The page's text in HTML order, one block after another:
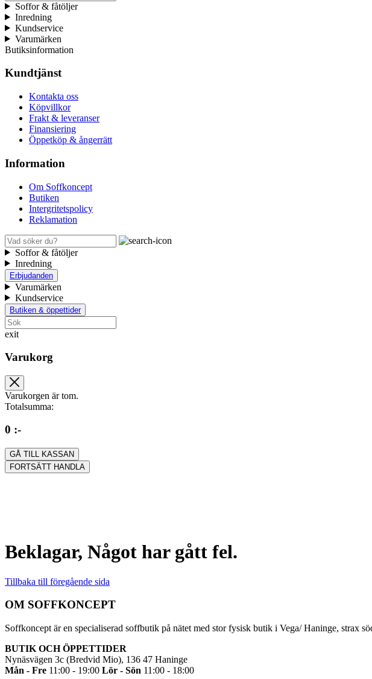
Soffor & fåtöljer
Inredning
Kundservice
Varumärken
Butiksinformation
Kundtjänst
Kontakta oss
Köpvillkor
Frakt & leveranser
Finansiering
Öppetköp & ångerrätt
Information
Om Soffkoncept
Butiken
Intergritetspolicy
Reklamation
Soffor & fåtöljer
Inredning
Erbjudanden
Varumärken
Kundservice
Butiken & öppettider
exit
Varukorg
Varukorgen är tom.
Totalsumma:
0 :-
GÅ TILL KASSAN
FORTSÄTT HANDLA
Beklagar, Något har gått fel.
Tillbaka till föregående sida
OM SOFFKONCEPT
Soffkoncept är en specialiserad soffbutik på nätet med stor fysisk butik i Vega/ Haninge, strax
BUTIK OCH ÖPPETTIDER
Nynäsvägen 3c (Bredvid Mio), 136 47 Haninge
Mån - Fre 11:00 - 19:00 Lör - Sön 11:00 - 18:00